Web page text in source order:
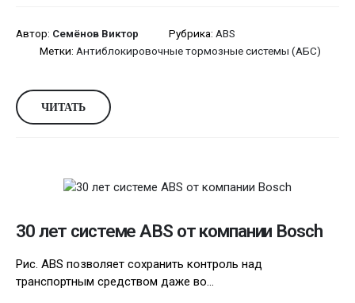
Автор: Семёнов Виктор Рубрика: ABS
Метки: Антиблокировочные тормозные системы (АБС)
ЧИТАТЬ
30 лет системе ABS от компании Bosch
Рис. ABS позволяет сохранить контроль над
транспортным средством даже во...